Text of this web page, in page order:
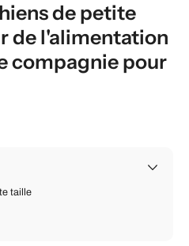
de petite
de l'alimentation
compagnie pour
taille